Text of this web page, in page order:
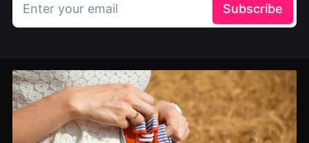
Enter your email Subscribe